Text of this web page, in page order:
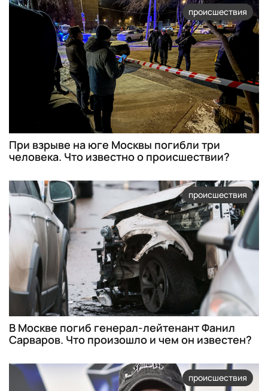
происшествия
При взрыве на юге Москвы погибли три
человека. Что известно о происшествии?
происшествия
В Москве погиб генерал-лейтенант Фанил
Сарваров. Что произошло и чем он известен?
происшествия